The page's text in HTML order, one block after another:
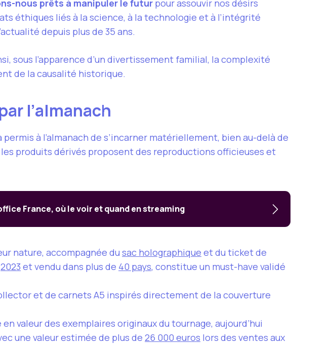
nous prêts à manipuler le futur pour assouvir nos désirs
éthiques liés à la science, à la technologie et à l’intégrité
depuis plus de 35 ans.
sous l’apparence d’un divertissement familial, la complexité
de la causalité historique.
l’almanach
permis à l’almanach de s’incarner matériellement, bien au-delà de
produits dérivés proposent des reproductions officieuses et
France, où le voir et quand en streaming
nature, accompagnée du sac holographique et du ticket de
2023 et vendu dans plus de 40 pays, constitue un must-have validé
et de carnets A5 inspirés directement de la couverture
valeur des exemplaires originaux du tournage, aujourd’hui
une valeur estimée de plus de 26 000 euros lors des ventes aux